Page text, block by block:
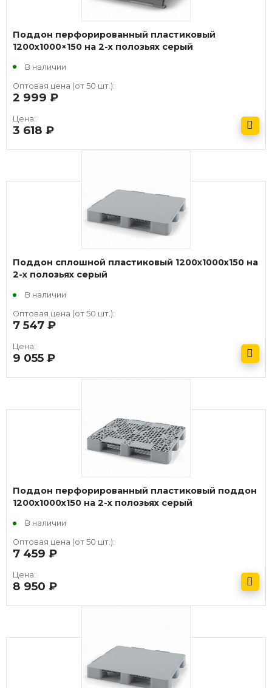
Поддон перфорированный пластиковый
1200х1000×150 на 2-х полозьях серый
В наличии
Оптовая цена (от 50 шт.):
2 999
Цена:
3 618
Поддон сплошной пластиковый 1200х1000х150 на
2-х полозьях серый
В наличии
Оптовая цена (от 50 шт.):
7 547
Цена:
9 055
Поддон перфорированный пластиковый поддон
1200х1000х150 на 2-х полозьях серый
В наличии
Оптовая цена (от 50 шт.):
7 459
Цена:
8 950